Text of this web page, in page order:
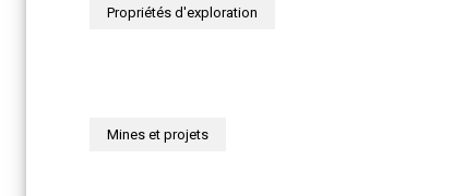
Propriétés d'exploration
Mines et projets